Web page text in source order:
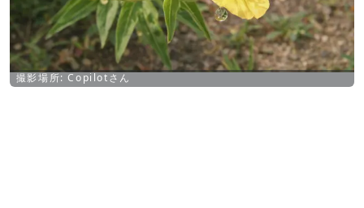
撮影場所: Copilotさん